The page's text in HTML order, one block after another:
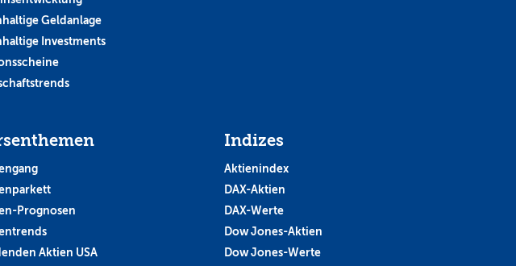
Geldanlage
Investments
Prognosen
Aktien USA
Indizes
Aktienindex
DAX-Aktien
DAX-Werte
Dow Jones-Aktien
Dow Jones-Werte